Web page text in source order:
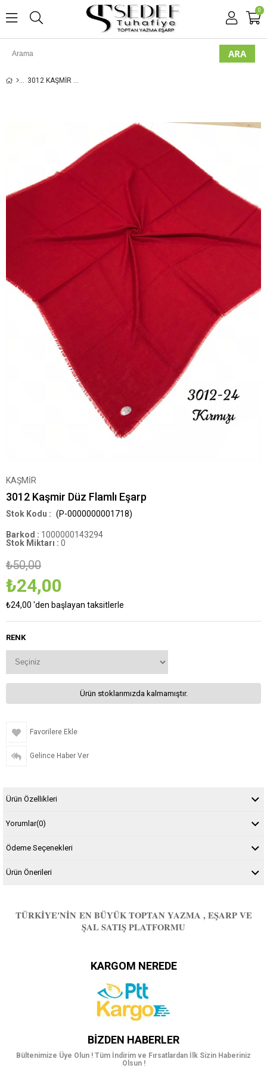
0
3012 KAŞMIR DÜZ FLAMLI EŞARP
KAŞMİR
3012 Kaşmir Düz Flamlı Eşarp
(P-0000000001718)
Barkod : 1000000143294
Stok Miktarı : 0
₺50,00
₺24,00
₺24,00 'den başlayan taksitlerle
RENK
Ürün stoklarımızda kalmamıştır.
Favorilere Ekle
Gelince Haber Ver
Ürün Özellikleri
Yorumlar(0)
Ödeme Seçenekleri
Ürün Önerileri
TÜRKIYE'NIN EN BÜYÜK TOPTAN YAZMA , EŞARP VE
ŞAL SATIŞ PLATFORMU
KARGOM NEREDE
BIZDEN HABERLER
Bültenimize Üye Olun ! Tüm İndirim ve Fırsatlardan İlk Sizin Haberiniz
Olsun !